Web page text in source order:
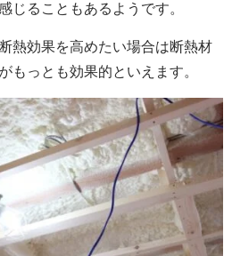
じることもあるようです。
熱効果を高めたい場合は断熱材
もっとも効果的といえます。